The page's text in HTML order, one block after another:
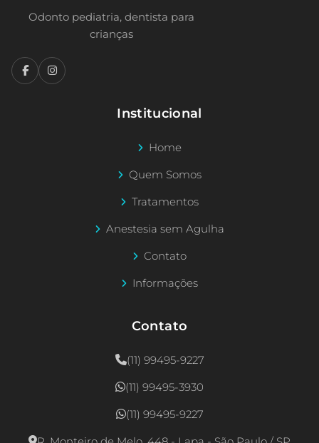
Odonto pediatria, dentista para
crianças
Institucional
Home
Quem Somos
Tratamentos
Anestesia sem Agulha
Contato
Informações
Contato
(11) 99495-9227
(11) 99495-3930
(11) 99495-9227